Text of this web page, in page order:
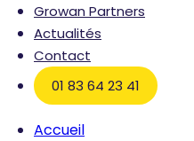
Growan Partners
Actualités
Contact
01 83 64 23 41
Accueil